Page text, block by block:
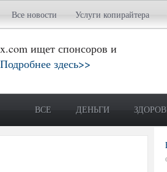
Все новости Услуги копирайтера
ищет спонсоров и
Подробнее здесь>>
ВСЕ ДЕНЬГИ